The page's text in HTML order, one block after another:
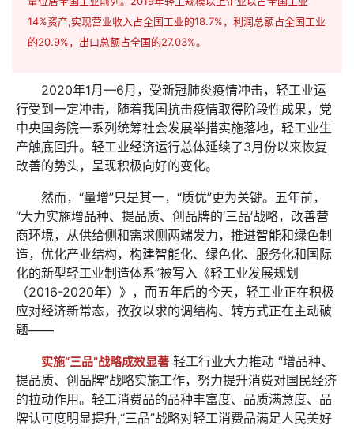
14%资产,实现营业收入占全国工业的18.7%，利润总额占全国工业
的20.9%，出口总额占全国的27.03%。
2020年1月—6月，受新冠肺炎疫情冲击，轻工业运
行受到一定冲击，随着我国抗击疫情取得阶段性成果，党
中央国务院一系列统筹社会发展举措实施落地，轻工业生
产触底回升。轻工业经济运行总体延续了3月份以来恢复
改善的势头，呈现积极向好的变化。
然而，“量增”只是其一，“质优”更为关键。五年前，
“大力实施增品种、提品质、创品牌的‘三品’战略，改善营
商环境，从供给侧和需求侧两端发力，推进智能和绿色制
造，优化产业结构，构建智能化、绿色化、服务化和国际
化的新型轻工业制造体系”被写入《轻工业发展规划
（2016-2020年）》，而五年后的今天，轻工业正在积极
应对经济新常态，孜孜以求的调结构、转方式正在主动破
题——
实施“三品”战略成效显著 轻工行业大力推动 “增品种、
提品质、创品牌”战略实施工作，努力提升消费对国民经济
的拉动作用。轻工消费品的品种丰富度、品质满意度、品
牌认可度明显提升,“三品”战略对轻工消费品满足人民美好